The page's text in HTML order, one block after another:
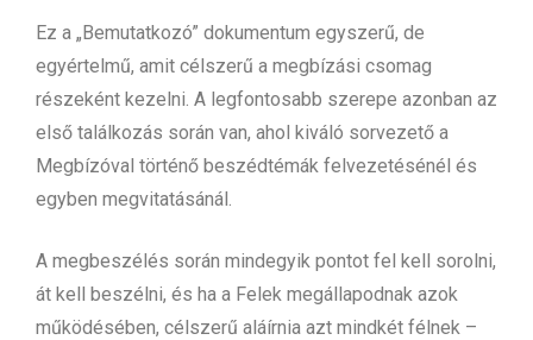
Ez a „Bemutatkozó” dokumentum egyszerű, de
egyértelmű, amit célszerű a megbízási csomag
részeként kezelni. A legfontosabb szerepe azonban az
első találkozás során van, ahol kiváló sorvezető a
Megbízóval történő beszédtémák felvezetésénél és
egyben megvitatásánál.
A megbeszélés során mindegyik pontot fel kell sorolni,
át kell beszélni, és ha a Felek megállapodnak azok
működésében, célszerű aláírnia azt mindkét félnek –